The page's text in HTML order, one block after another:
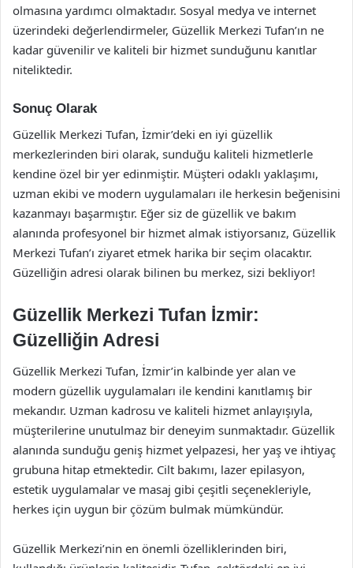
olmasına yardımcı olmaktadır. Sosyal medya ve internet
üzerindeki değerlendirmeler, Güzellik Merkezi Tufan’ın ne
kadar güvenilir ve kaliteli bir hizmet sunduğunu kanıtlar
niteliktedir.
Sonuç Olarak
Güzellik Merkezi Tufan, İzmir’deki en iyi güzellik
merkezlerinden biri olarak, sunduğu kaliteli hizmetlerle
kendine özel bir yer edinmiştir. Müşteri odaklı yaklaşımı,
uzman ekibi ve modern uygulamaları ile herkesin beğenisini
kazanmayı başarmıştır. Eğer siz de güzellik ve bakım
alanında profesyonel bir hizmet almak istiyorsanız, Güzellik
Merkezi Tufan’ı ziyaret etmek harika bir seçim olacaktır.
Güzelliğin adresi olarak bilinen bu merkez, sizi bekliyor!
Güzellik Merkezi Tufan İzmir:
Güzelliğin Adresi
Güzellik Merkezi Tufan, İzmir’in kalbinde yer alan ve
modern güzellik uygulamaları ile kendini kanıtlamış bir
mekandır. Uzman kadrosu ve kaliteli hizmet anlayışıyla,
müşterilerine unutulmaz bir deneyim sunmaktadır. Güzellik
alanında sunduğu geniş hizmet yelpazesi, her yaş ve ihtiyaç
grubuna hitap etmektedir. Cilt bakımı, lazer epilasyon,
estetik uygulamalar ve masaj gibi çeşitli seçenekleriyle,
herkes için uygun bir çözüm bulmak mümkündür.
Güzellik Merkezi’nin en önemli özelliklerinden biri,